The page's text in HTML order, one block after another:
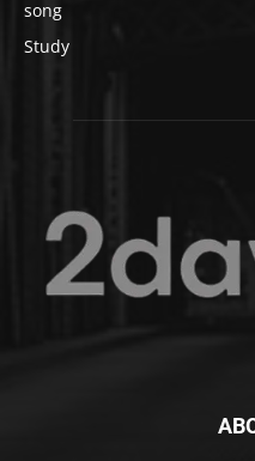
song
Study